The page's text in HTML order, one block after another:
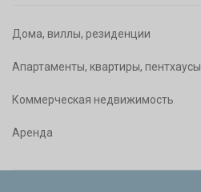
Дома, виллы, резиденции
Апартаменты, квартиры, пентхаусы
Коммерческая недвижимость
Аренда